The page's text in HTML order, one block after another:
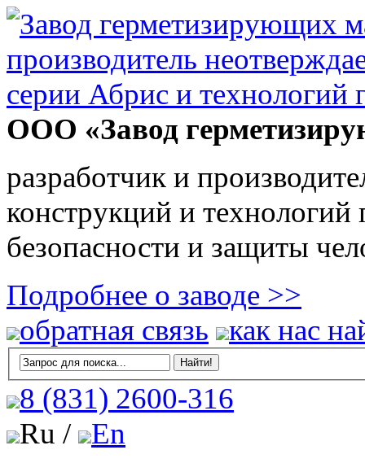
ООО «Завод
разработчик и
конструкций и
безопасности и защиты
Подробнее о заводе >>
обратная связь
как нас
8 (831) 2600-316
Ru /
En